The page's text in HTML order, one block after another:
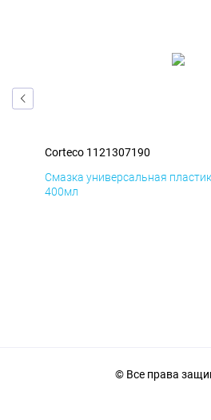
Corteco 1121307190
Смазка универсальная
400мл
© Все права